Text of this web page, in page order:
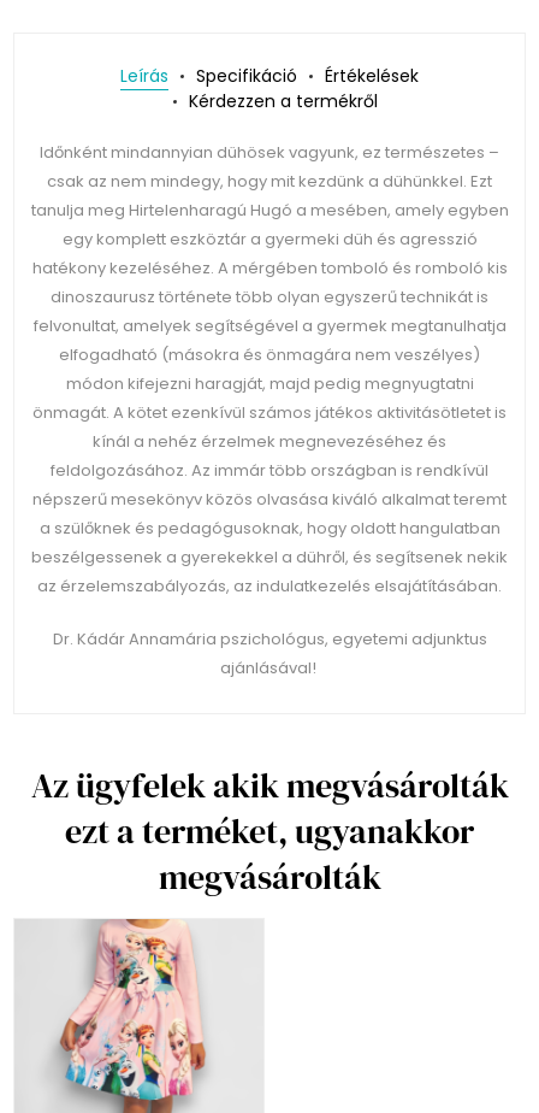
Leírás Specifikáció
Értékelések
Kérdezzen a termékről
Időnként mindannyian dühösek vagyunk, ez természetes –
csak az nem mindegy, hogy mit kezdünk a dühünkkel. Ezt
tanulja meg Hirtelenharagú Hugó a mesében, amely egyben
egy komplett eszköztár a gyermeki düh és agresszió
hatékony kezeléséhez. A mérgében tomboló és romboló kis
dinoszaurusz története több olyan egyszerű technikát is
felvonultat, amelyek segítségével a gyermek megtanulhatja
elfogadható (másokra és önmagára nem veszélyes)
módon kifejezni haragját, majd pedig megnyugtatni
önmagát. A kötet ezenkívül számos játékos aktivitásötletet is
kínál a nehéz érzelmek megnevezéséhez és
feldolgozásához. Az immár több országban is rendkívül
népszerű mesekönyv közös olvasása kiváló alkalmat teremt
a szülőknek és pedagógusoknak, hogy oldott hangulatban
beszélgessenek a gyerekekkel a dühről, és segítsenek nekik
az érzelemszabályozás, az indulatkezelés elsajátításában.
Dr. Kádár Annamária pszichológus, egyetemi adjunktus
ajánlásával!
Az ügyfelek akik megvásárolták
ezt a terméket, ugyanakkor
megvásárolták